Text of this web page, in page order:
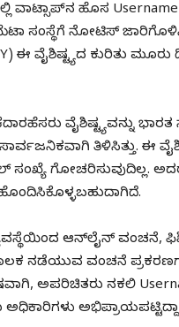
ವಾಟ್ಸಾಪ್‌ನ ಹೊಸ
ಸಂಸ್ಥೆಗೆ ನೋಟಿಸ್
ಈ ವೈಶಿಷ್ಟ್ಯದ ಕುರಿತು
ವೈಶಿಷ್ಟ್ಯವನ್ನು
ಸಾರ್ವಜನಿಕವಾಗಿ ತಿಳಿಸಿತ್ತು. ಈ
ಸಂಖ್ಯೆ ಗೋಚರಿಸುವುದಿಲ್ಲ.
ಹೊಂದಿಸಿಕೊಳ್ಳಬಹುದಾಗಿದೆ.
ಆನ್‌ಲೈನ್ ವಂಚನೆ,
ನಡೆಯುವ ವಂಚನೆ
ಅಪರಿಚಿತರು ನಕಲಿ